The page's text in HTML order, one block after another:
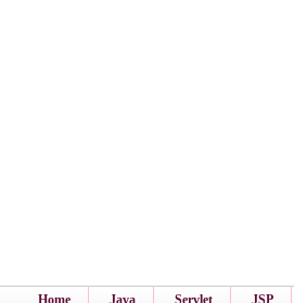
Home Java Servlet JSP